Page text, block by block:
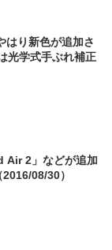
はり新色が追加さ
学式手ぶれ補正
Air 2」などが追加
08/30）